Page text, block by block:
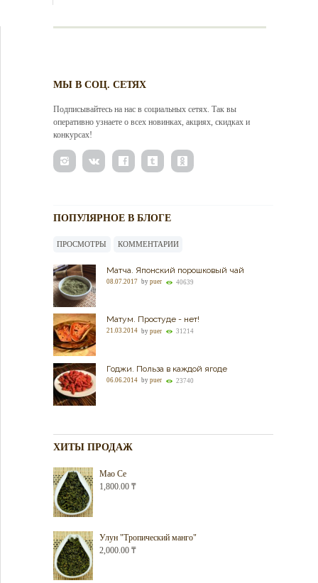
МЫ В СОЦ. СЕТЯХ
Подписывайтесь на нас в социальных сетях. Так вы
оперативно узнаете о всех новинках, акциях, скидках и
конкурсах!
ПОПУЛЯРНОЕ В БЛОГЕ
ПРОСМОТРЫ КОММЕНТАРИИ
Матча. Японский порошковый чай
08.07.2017 by puer 40639
Матум. Простуде - нет!
21.03.2014 by puer 31214
Годжи. Польза в каждой ягоде
06.06.2014 by puer 23740
ХИТЫ ПРОДАЖ
Мао Се
1,800.00 ₸
Улун "Тропический манго"
2,000.00 ₸